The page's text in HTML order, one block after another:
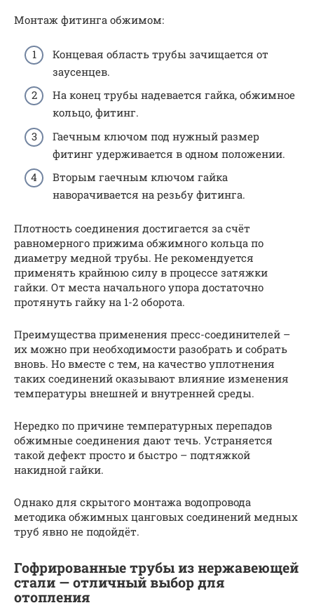
Монтаж фитинга обжимом:
Концевая область трубы зачищается от
заусенцев.
На конец трубы надевается гайка, обжимное
кольцо, фитинг.
Гаечным ключом под нужный размер
фитинг удерживается в одном положении.
Вторым гаечным ключом гайка
наворачивается на резьбу фитинга.
Плотность соединения достигается за счёт
равномерного прижима обжимного кольца по
диаметру медной трубы. Не рекомендуется
применять крайнюю силу в процессе затяжки
гайки. От места начального упора достаточно
протянуть гайку на 1-2 оборота.
Преимущества применения пресс-соединителей –
их можно при необходимости разобрать и собрать
вновь. Но вместе с тем, на качество уплотнения
таких соединений оказывают влияние изменения
температуры внешней и внутренней среды.
Нередко по причине температурных перепадов
обжимные соединения дают течь. Устраняется
такой дефект просто и быстро – подтяжкой
накидной гайки.
Однако для скрытого монтажа водопровода
методика обжимных цанговых соединений медных
труб явно не подойдёт.
Гофрированные трубы из нержавеющей
стали — отличный выбор для
отопления